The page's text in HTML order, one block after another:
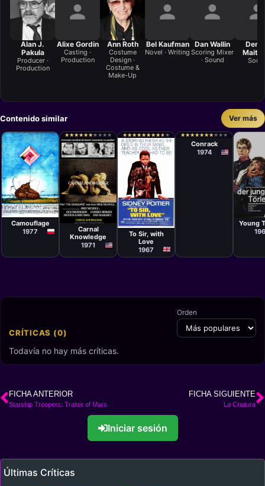
Alan J.
Pakula
Producer ·
Production
Alixe Gordin
Casting ·
Production
Ann Roth
Costume
Design ·
Costume &
Make-Up
Bel Kaufman
Novel · Writing
Dan Wallin
Scoring Mixer
· Sound
Contenido similar Ver más
Película
Krzysztof
Zanussi
Camouflage
1977
★
★★
★★
★★
★★
★★
★★
★ ★
★ ★
★ ★
★
Película
Mike Nichols
Carnal
Knowledge
1971
★
★★
★★
★★
★★
★★
★★
★★
★★
★ ★
★
Película
James Clavell
To Sir, with
Love
1967
★
★★
★★
★★
★★
★★
★★
★★
★ ★
★ ★
★
Martin Ritt
Conrack
1974
Volker
Young
CRÍTICAS (0)
Orden
Todavía no hay más críticas.
FICHA ANTERIOR
Starship Troopers: Traitor of Mars
FICHA SIGUIENTE
La Criatura
Iniciar sesión
Últimas Críticas